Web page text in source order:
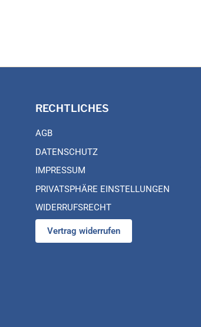
RECHTLICHES
AGB
DATENSCHUTZ
IMPRESSUM
PRIVATSPHÄRE EINSTELLUNGEN
WIDERRUFSRECHT
Vertrag widerrufen